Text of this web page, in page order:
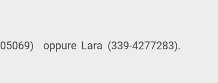
oppure Lara (339-4277283).